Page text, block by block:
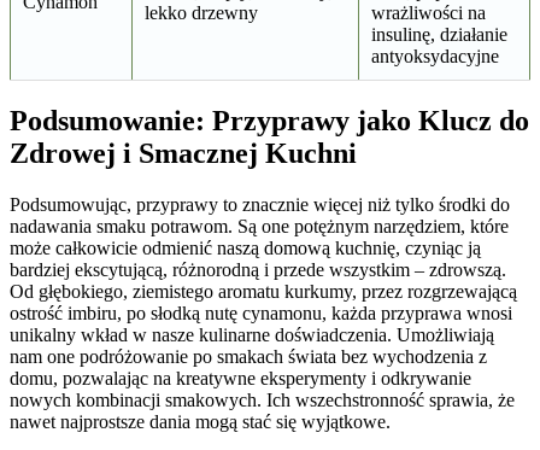
lekko drzewny
wrażliwości na
insulinę, działanie
antyoksydacyjne
Podsumowanie: Przyprawy jako Klucz do
Zdrowej i Smacznej Kuchni
Podsumowując, przyprawy to znacznie więcej niż tylko środki do
nadawania smaku potrawom. Są one potężnym narzędziem, które
może całkowicie odmienić naszą domową kuchnię, czyniąc ją
bardziej ekscytującą, różnorodną i przede wszystkim – zdrowszą.
Od głębokiego, ziemistego aromatu kurkumy, przez rozgrzewającą
ostrość imbiru, po słodką nutę cynamonu, każda przyprawa wnosi
unikalny wkład w nasze kulinarne doświadczenia. Umożliwiają
nam one podróżowanie po smakach świata bez wychodzenia z
domu, pozwalając na kreatywne eksperymenty i odkrywanie
nowych kombinacji smakowych. Ich wszechstronność sprawia, że
nawet najprostsze dania mogą stać się wyjątkowe.